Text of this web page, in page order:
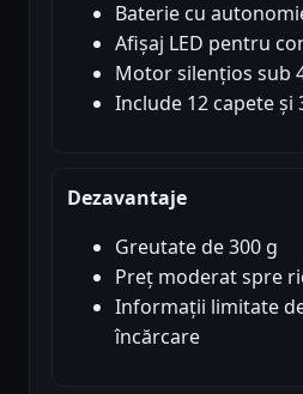
Baterie cu
Afișaj LED pentru
Motor silențios sub
Include 12 capete și
Dezavantaje
Greutate de 300 g
Preț moderat spre
Informații limitate
încărcare